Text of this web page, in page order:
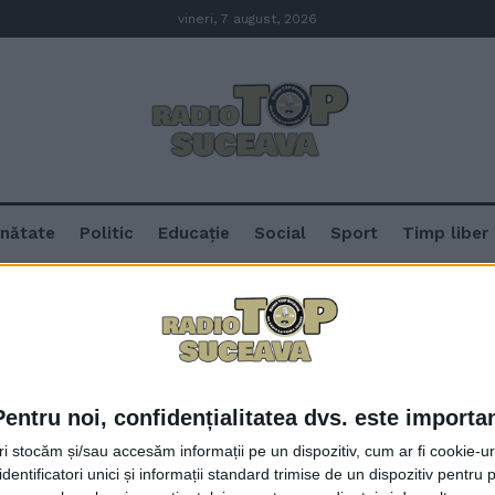
noi, confidențialitatea dvs. este
stocăm și/sau accesăm informații pe un dispozitiv, cum ar fi cookie-
unici și informații standard trimise de un dispozitiv pentru
vineri, 7 august, 2026
Politic Educație Social Sport Timp liber
Un premiu I și trei mențiuni au
Concursul național de